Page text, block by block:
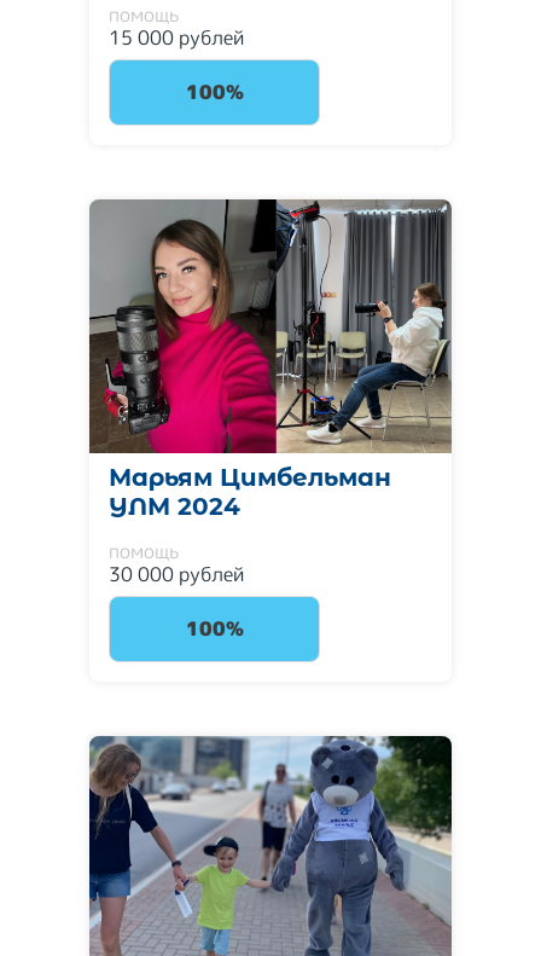
помощь
15 000 рублей
100%
Марьям Цимбельман
УЛМ 2024
помощь
30 000 рублей
100%